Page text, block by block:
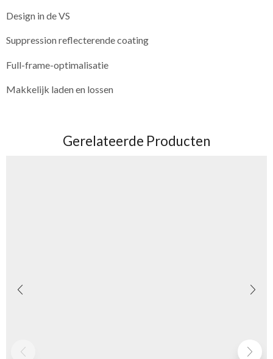
Design in de VS
Suppression reflecterende coating
Full-frame-optimalisatie
Makkelijk laden en lossen
Gerelateerde Producten